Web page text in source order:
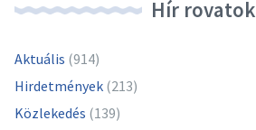
Hír rovatok
Aktuális (914)
Hirdetmények (213)
Közlekedés (139)